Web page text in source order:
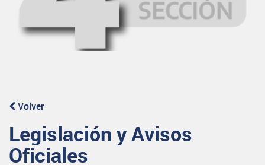
Volver
Legislación y Avisos
Oficiales